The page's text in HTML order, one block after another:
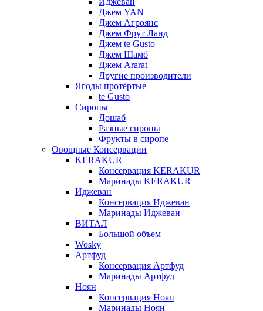
Джем YAN
Джем Агроянс
Джем Фрут Ланд
Джем te Gusto
Джем Шамб
Джем Ararat
Другие производители
Ягоды протёртые
te Gusto
Сиропы
Дошаб
Разные сиропы
Фрукты в сиропе
Овощные Консервации
KERAKUR
Консервация KERAKUR
Маринады KERAKUR
Иджеван
Консервация Иджеван
Маринады Иджеван
ВИТАЛ
Большой объем
Wosky
Артфуд
Консервация Артфуд
Маринады Артфуд
Ноян
Консервация Ноян
Маринады Ноян